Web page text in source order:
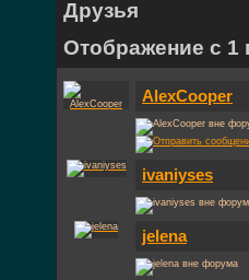
Друзья
Отображение с 1
AlexCooper
ivaniyses
jelena